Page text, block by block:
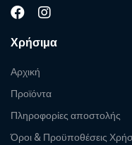
Χρήσιμα
Αρχική
Προϊόντα
Πληροφορίες αποστολής
Όροι & Προϋποθέσεις